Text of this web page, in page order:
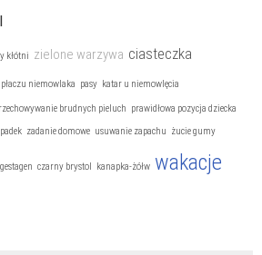
kłótni zielone warzywa ciasteczka
niemowlaka pasy katar u niemowlęcia
brudnych pieluch prawidłowa pozycja dziecka
zadanie domowe usuwanie zapachu żucie gumy
gestagen czarny brystol kanapka-żółw wakacje